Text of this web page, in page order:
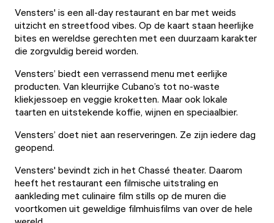
Vensters' is een all-day restaurant en bar met weids
uitzicht en streetfood vibes. Op de kaart staan heerlijke
bites en wereldse gerechten met een duurzaam karakter
die zorgvuldig bereid worden.
Vensters’ biedt een verrassend menu met eerlijke
producten. Van kleurrijke Cubano’s tot no-waste
kliekjessoep en veggie kroketten. Maar ook lokale
taarten en uitstekende koffie, wijnen en speciaalbier.
Vensters’ doet niet aan reserveringen. Ze zijn iedere dag
geopend.
Vensters' bevindt zich in het Chassé theater. Daarom
heeft het restaurant een filmische uitstraling en
aankleding met culinaire film stills op de muren die
voortkomen uit geweldige filmhuisfilms van over de hele